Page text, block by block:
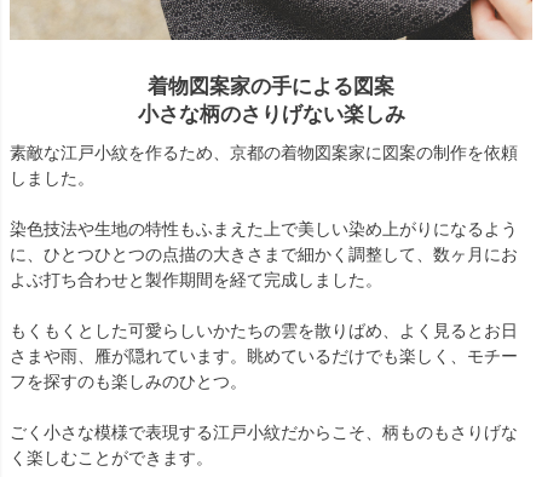
着物図案家の手による図案
小さな柄のさりげない楽しみ
素敵な江戸小紋を作るため、京都の着物図案家に図案の制作を依頼
しました。
染色技法や生地の特性もふまえた上で美しい染め上がりになるよう
に、ひとつひとつの点描の大きさまで細かく調整して、数ヶ月にお
よぶ打ち合わせと製作期間を経て完成しました。
もくもくとした可愛らしいかたちの雲を散りばめ、よく見るとお日
さまや雨、雁が隠れています。眺めているだけでも楽しく、モチー
フを探すのも楽しみのひとつ。
ごく小さな模様で表現する江戸小紋だからこそ、柄ものもさりげな
く楽しむことができます。